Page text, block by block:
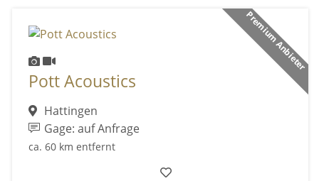
Premium Anbieter
Pott Acoustics
Hattingen
Gage: auf Anfrage
ca. 60 km entfernt